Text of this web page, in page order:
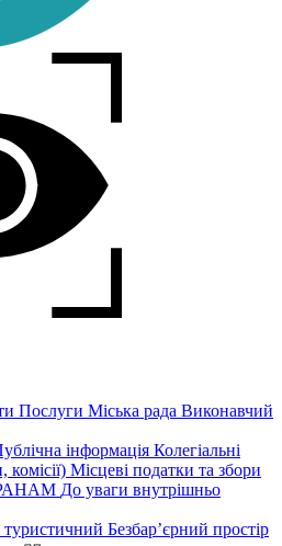
Послуги Міська рада Виконавчий
інформація Колегіальні
Місцеві податки та збори
До уваги внутрішньо
Безбар’єрний простір